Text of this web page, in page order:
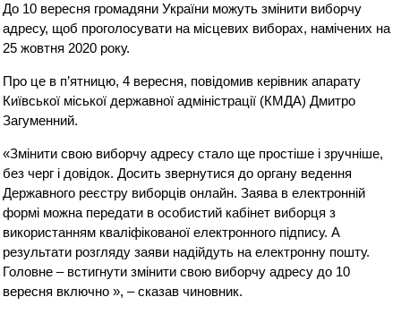
До 10 вересня громадяни України можуть змінити виборчу
адресу, щоб проголосувати на місцевих виборах, намічених на
25 жовтня 2020 року.
Про це в п’ятницю, 4 вересня, повідомив керівник апарату
Київської міської державної адміністрації (КМДА) Дмитро
Загуменний.
«Змінити свою виборчу адресу стало ще простіше і зручніше,
без черг і довідок. Досить звернутися до органу ведення
Державного реєстру виборців онлайн. Заява в електронній
формі можна передати в особистий кабінет виборця з
використанням кваліфікованої електронного підпису. А
результати розгляду заяви надійдуть на електронну пошту.
Головне – встигнути змінити свою виборчу адресу до 10
вересня включно », – сказав чиновник.